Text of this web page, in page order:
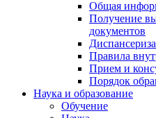
Общая
Получение
документов
Правила
Прием и
Порядок
Наука и образование
Обучение